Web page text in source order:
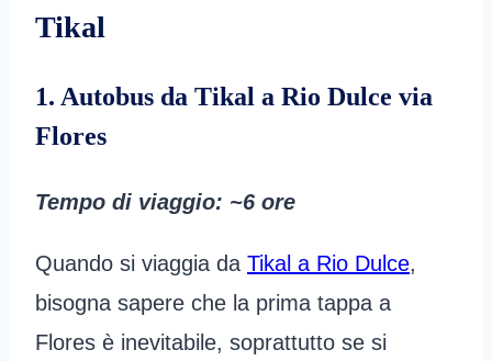
Tikal
1. Autobus da Tikal a Rio Dulce via
Flores
Tempo di viaggio: ~6 ore
Quando si viaggia da Tikal a Rio Dulce,
bisogna sapere che la prima tappa a
Flores è inevitabile, soprattutto se si